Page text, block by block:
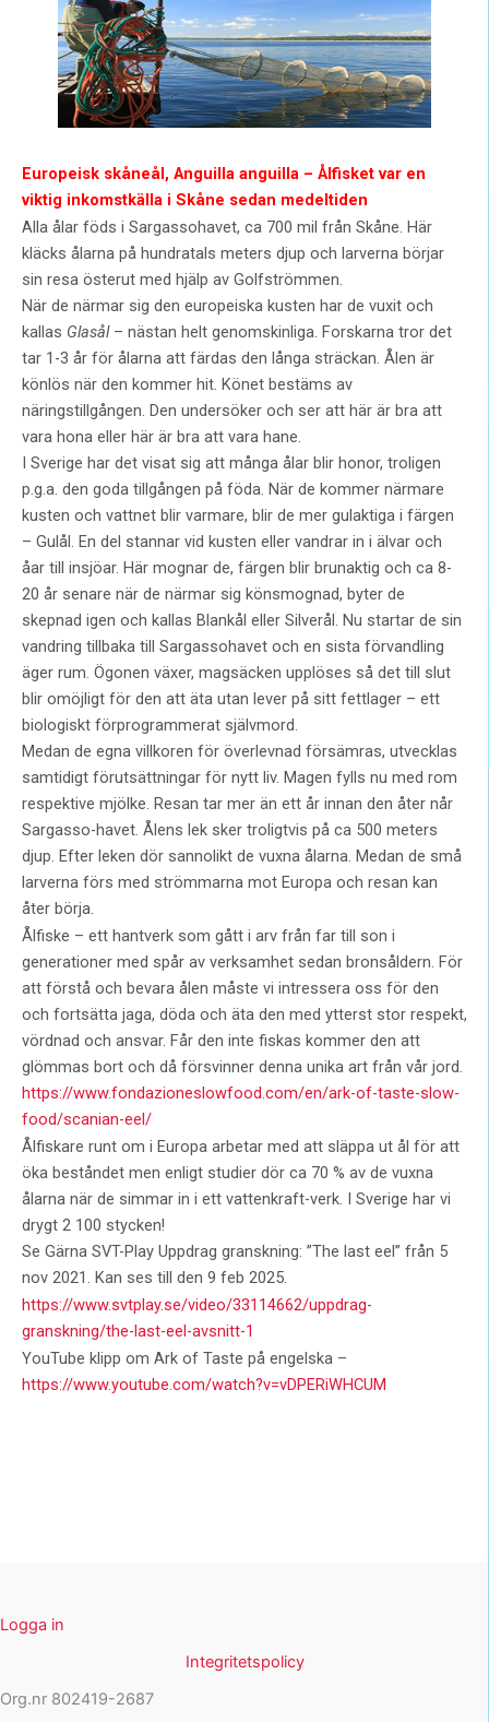
Europeisk skåneål, Anguilla anguilla – Ålfisket var en
viktig inkomstkälla i Skåne sedan medeltiden
Alla ålar föds i Sargassohavet, ca 700 mil från Skåne. Här
kläcks ålarna på hundratals meters djup och larverna börjar
sin resa österut med hjälp av Golfströmmen.
När de närmar sig den europeiska kusten har de vuxit och
kallas Glasål– nästan helt genomskinliga. Forskarna tror det
tar 1-3 år för ålarna att färdas den långa sträckan. Ålen är
könlös när den kommer hit. Könet bestäms av
näringstillgången. Den undersöker och ser att här är bra att
vara hona eller här är bra att vara hane.
I Sverige har det visat sig att många ålar blir honor, troligen
p.g.a. den goda tillgången på föda. När de kommer närmare
kusten och vattnet blir varmare, blir de mer gulaktiga i färgen
– Gulål. En del stannar vid kusten eller vandrar in i älvar och
åar till insjöar. Här mognar de, färgen blir brunaktig och ca 8-
20 år senare när de närmar sig könsmognad, byter de
skepnad igen och kallas Blankål eller Silverål. Nu startar de sin
vandring tillbaka till Sargassohavet och en sista förvandling
äger rum. Ögonen växer, magsäcken upplöses så det till slut
blir omöjligt för den att äta utan lever på sitt fettlager – ett
biologiskt förprogrammerat självmord.
Medan de egna villkoren för överlevnad försämras, utvecklas
samtidigt förutsättningar för nytt liv. Magen fylls nu med rom
respektive mjölke. Resan tar mer än ett år innan den åter når
Sargasso-havet. Ålens lek sker troligtvis på ca 500 meters
djup. Efter leken dör sannolikt de vuxna ålarna. Medan de små
larverna förs med strömmarna mot Europa och resan kan
åter börja.
Ålfiske – ett hantverk som gått i arv från far till son i
generationer med spår av verksamhet sedan bronsåldern. För
att förstå och bevara ålen måste vi intressera oss för den
och fortsätta jaga, döda och äta den med ytterst stor respekt,
vördnad och ansvar. Får den inte fiskas kommer den att
glömmas bort och då försvinner denna unika art från vår jord.
https://www.fondazioneslowfood.com/en/ark-of-taste-slow-
food/scanian-eel/
Ålfiskare runt om i Europa arbetar med att släppa ut ål för att
öka beståndet men enligt studier dör ca 70 % av de vuxna
ålarna när de simmar in i ett vattenkraft-verk. I Sverige har vi
drygt 2 100 stycken!
Se Gärna SVT-Play Uppdrag granskning: ”The last eel” från 5
nov 2021. Kan ses till den 9 feb 2025.
https://www.svtplay.se/video/33114662/uppdrag-
granskning/the-last-eel-avsnitt-1
YouTube klipp om Ark of Taste på engelska –
https://www.youtube.com/watch?v=vDPERiWHCUM
Logga in
Integritetspolicy
Org.nr 802419-2687